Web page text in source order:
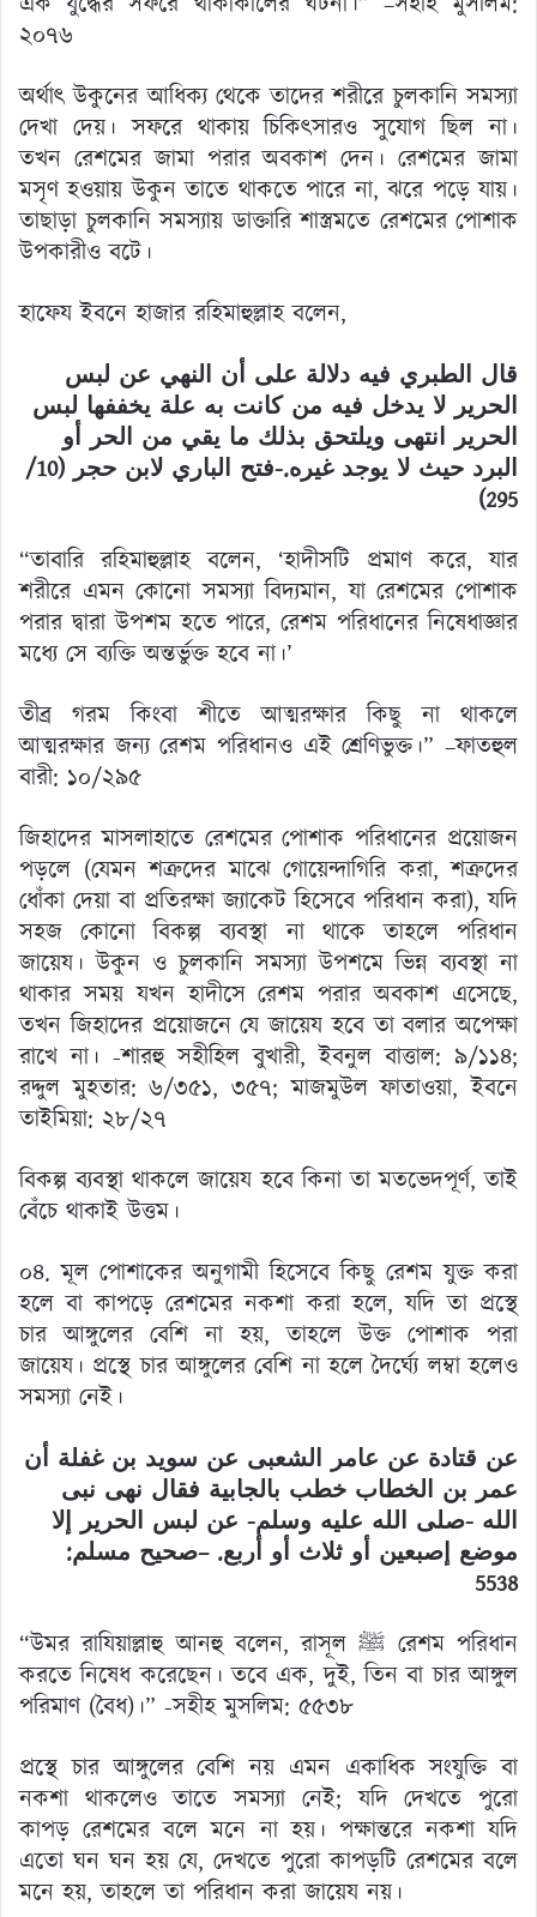
২০৭৬
অর্থাৎ উকুনের আধিক্য থেকে তাদের শরীরে চুলকানি সমস্যা
দেখা দেয়। সফরে থাকায় চিকিৎসারও সুযোগ ছিল না।
তখন রেশমের জামা পরার অবকাশ দেন। রেশমের জামা
মসৃণ হওয়ায় উকুন তাতে থাকতে পারে না, ঝরে পড়ে যায়।
তাছাড়া চুলকানি সমস্যায় ডাক্তারি শাস্ত্রমতে রেশমের পোশাক
উপকারীও বটে।
হাফেয ইবনে হাজার রহিমাহুল্লাহ বলেন,
قال الطبري فيه دلالة على أن النهي عن لبس
الحرير لا يدخل فيه من كانت به علة يخففها لبس
الحرير انتهى ويلتحق بذلك ما يقي من الحر أو
البرد حيث لا يوجد غيره.-فتح الباري لابن حجر (10/
295)
“তাবারি রহিমাহুল্লাহ বলেন, ‘হাদীসটি প্রমাণ করে, যার
শরীরে এমন কোনো সমস্যা বিদ্যমান, যা রেশমের পোশাক
পরার দ্বারা উপশম হতে পারে, রেশম পরিধানের নিষেধাজ্ঞার
মধ্যে সে ব্যক্তি অন্তর্ভুক্ত হবে না।’
তীব্র গরম কিংবা শীতে আত্মরক্ষার কিছু না থাকলে
আত্মরক্ষার জন্য রেশম পরিধানও এই শ্রেণিভুক্ত।” –ফাতহুল
বারী: ১০/২৯৫
জিহাদের মাসলাহাতে রেশমের পোশাক পরিধানের প্রয়োজন
পড়লে (যেমন শত্রুদের মাঝে গোয়েন্দাগিরি করা, শত্রুদের
ধোঁকা দেয়া বা প্রতিরক্ষা জ্যাকেট হিসেবে পরিধান করা), যদি
সহজ কোনো বিকল্প ব্যবস্থা না থাকে তাহলে পরিধান
জায়েয। উকুন ও চুলকানি সমস্যা উপশমে ভিন্ন ব্যবস্থা না
থাকার সময় যখন হাদীসে রেশম পরার অবকাশ এসেছে,
তখন জিহাদের প্রয়োজনে যে জায়েয হবে তা বলার অপেক্ষা
রাখে না। -শারহু সহীহিল বুখারী, ইবনুল বাত্তাল: ৯/১১৪;
রদ্দুল মুহতার: ৬/৩৫১, ৩৫৭; মাজমুউল ফাতাওয়া, ইবনে
তাইমিয়া: ২৮/২৭
বিকল্প ব্যবস্থা থাকলে জায়েয হবে কিনা তা মতভেদপূর্ণ, তাই
বেঁচে থাকাই উত্তম।
০৪. মূল পোশাকের অনুগামী হিসেবে কিছু রেশম যুক্ত করা
হলে বা কাপড়ে রেশমের নকশা করা হলে, যদি তা প্রস্থে
চার আঙ্গুলের বেশি না হয়, তাহলে উক্ত পোশাক পরা
জায়েয। প্রস্থে চার আঙ্গুলের বেশি না হলে দৈর্ঘ্যে লম্বা হলেও
সমস্যা নেই।
عن قتادة عن عامر الشعبى عن سويد بن غفلة أن
عمر بن الخطاب خطب بالجابية فقال نهى نبى
الله -صلى الله عليه وسلم- عن لبس الحرير إلا
موضع إصبعين أو ثلاث أو أربع.–صحيح مسلم:
5538
“উমর রাযিয়াল্লাহু আনহু বলেন, রাসূল ﷺ রেশম পরিধান
করতে নিষেধ করেছেন। তবে এক, দুই, তিন বা চার আঙ্গুল
পরিমাণ (বৈধ)।” -সহীহ মুসলিম: ৫৫৩৮
প্রস্থে চার আঙ্গুলের বেশি নয় এমন একাধিক সংযুক্তি বা
নকশা থাকলেও তাতে সমস্যা নেই; যদি দেখতে পুরো
কাপড় রেশমের বলে মনে না হয়। পক্ষান্তরে নকশা যদি
এতো ঘন ঘন হয় যে, দেখতে পুরো কাপড়টি রেশমের বলে
মনে হয়, তাহলে তা পরিধান করা জায়েয নয়।